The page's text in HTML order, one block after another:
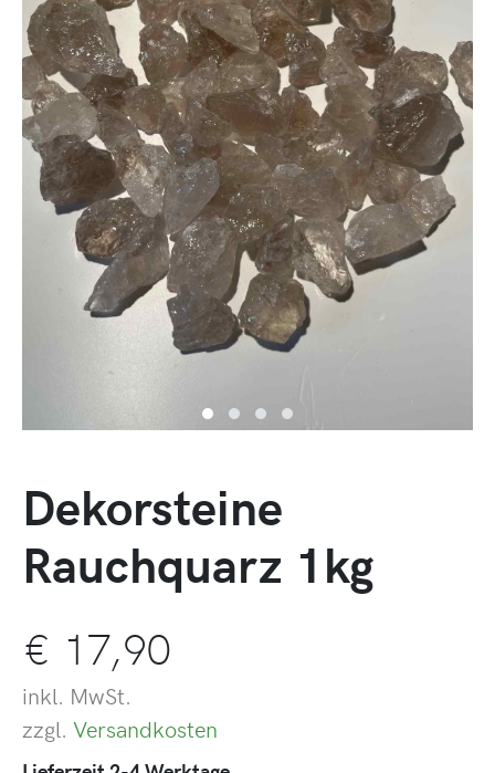
Dekorsteine
Rauchquarz 1kg
€ 17,90
inkl. MwSt.
zzgl. Versandkosten